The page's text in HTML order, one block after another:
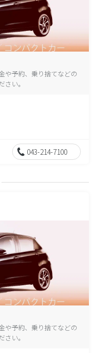
や予約、乗り捨てなどの
い。
043-214-7100
や予約、乗り捨てなどの
い。